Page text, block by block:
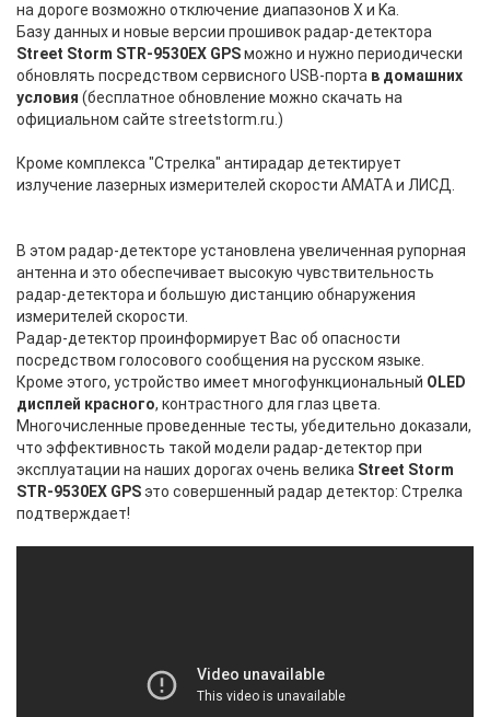
на дороге возможно отключение диапазонов X и Ka.
Базу данных и новые версии прошивок радар-детектора
Street Storm STR-9530EX GPSможно и нужно периодически
обновлять посредством сервисного USB-порта в домашних
условия (бесплатное обновление можно скачать на
официальном сайте streetstorm.ru.)
Кроме комплекса "Стрелка" антирадар детектирует
излучение лазерных измерителей скорости АМАТА и ЛИСД.
В этом радар-детекторе установлена увеличенная рупорная
антенна и это обеспечивает высокую чувствительность
радар-детектора и большую дистанцию обнаружения
измерителей скорости.
Радар-детектор проинформирует Вас об опасности
посредством голосового сообщения на русском языке.
Кроме этого, устройство имеет многофункциональный OLED
дисплей красного, контрастного для глаз цвета.
Многочисленные проведенные тесты, убедительно доказали,
что эффективность такой модели радар-детектор при
эксплуатации на наших дорогах очень велика Street Storm
STR-9530EX GPSэто совершенный радар детектор: Стрелка
подтверждает!